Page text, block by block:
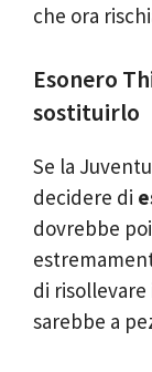
che ora
Esonero
sostituirlo
Se la
decidere di
dovrebbe
di risollevare
sarebbe a